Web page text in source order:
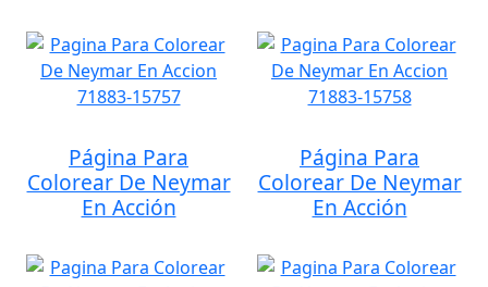
Página Para
Colorear De Neymar
En Acción
Página Para
Colorear De Neymar
En Acción